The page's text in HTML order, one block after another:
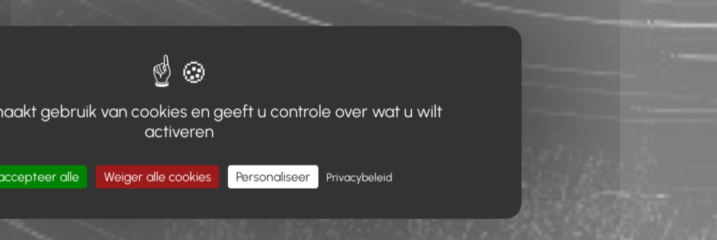
gebruik van cookies en geeft u controle over wat u wilt
activeren
alle Weiger alle cookies Personaliseer Privacybeleid